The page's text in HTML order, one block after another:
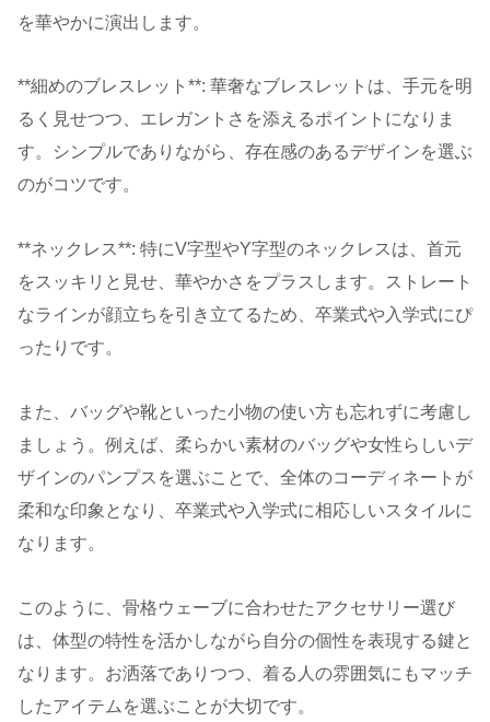
を華やかに演出します。
**細めのブレスレット**: 華奢なブレスレットは、手元を明
るく見せつつ、エレガントさを添えるポイントになりま
す。シンプルでありながら、存在感のあるデザインを選ぶ
のがコツです。
**ネックレス**: 特にV字型やY字型のネックレスは、首元
をスッキリと見せ、華やかさをプラスします。ストレート
なラインが顔立ちを引き立てるため、卒業式や入学式にぴ
ったりです。
また、バッグや靴といった小物の使い方も忘れずに考慮し
ましょう。例えば、柔らかい素材のバッグや女性らしいデ
ザインのパンプスを選ぶことで、全体のコーディネートが
柔和な印象となり、卒業式や入学式に相応しいスタイルに
なります。
このように、骨格ウェーブに合わせたアクセサリー選び
は、体型の特性を活かしながら自分の個性を表現する鍵と
なります。お洒落でありつつ、着る人の雰囲気にもマッチ
したアイテムを選ぶことが大切です。